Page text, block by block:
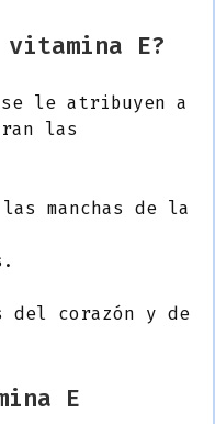
E?
le atribuyen a
las
manchas de la
del corazón y de
E